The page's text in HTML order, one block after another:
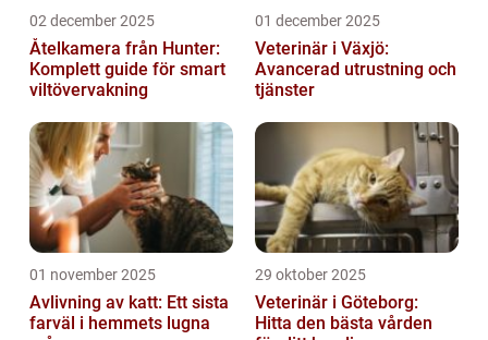
02 december 2025
Åtelkamera från Hunter:
Komplett guide för smart
viltövervakning
01 december 2025
Veterinär i Växjö:
Avancerad utrustning och
tjänster
01 november 2025
Avlivning av katt: Ett sista
farväl i hemmets lugna
29 oktober 2025
Veterinär i Göteborg:
Hitta den bästa vården